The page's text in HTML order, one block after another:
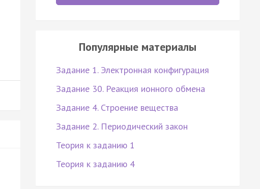
Популярные материалы
Задание 1. Электронная конфигурация
Задание 30. Реакция ионного обмена
Задание 4. Строение вещества
Задание 2. Периодический закон
Теория к заданию 1
Теория к заданию 4